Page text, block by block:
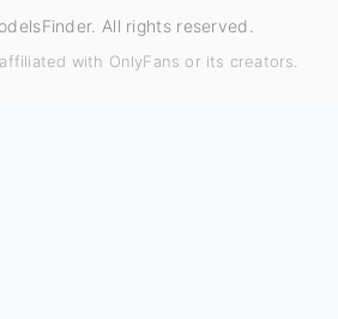
All rights reserved.
with OnlyFans or its creators.